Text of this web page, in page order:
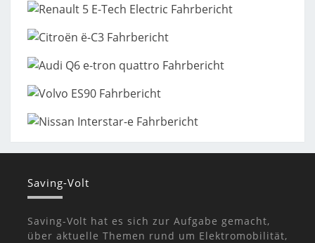
Saving-Volt
Saving-Volt hat es sich zur Aufgabe gemacht,
über aktuelle Themen rund um Elektromobilität,